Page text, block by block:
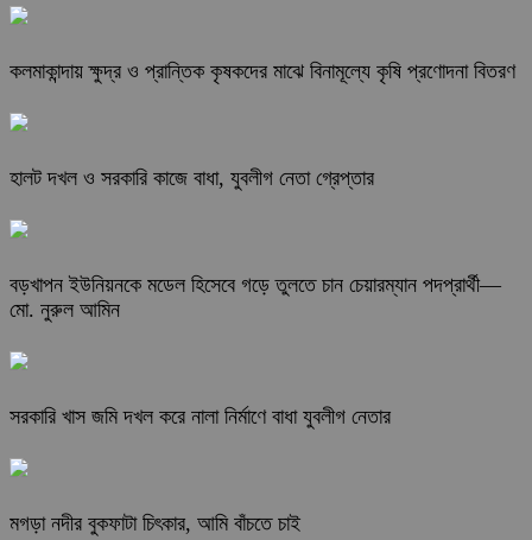
কলমাকান্দায় ক্ষুদ্র ও প্রান্তিক কৃষকদের মাঝে বিনামূল্যে কৃষি প্রণোদনা বিতরণ
হালট দখল ও সরকারি কাজে বাধা, যুবলীগ নেতা গ্রেপ্তার
বড়খাপন ইউনিয়নকে মডেল হিসেবে গড়ে তুলতে চান চেয়ারম্যান পদপ্রার্থী—
মো. নুরুল আমিন
সরকারি খাস জমি দখল করে নালা নির্মাণে বাধা যুবলীগ নেতার
মগড়া নদীর বুকফাটা চিৎকার, আমি বাঁচতে চাই